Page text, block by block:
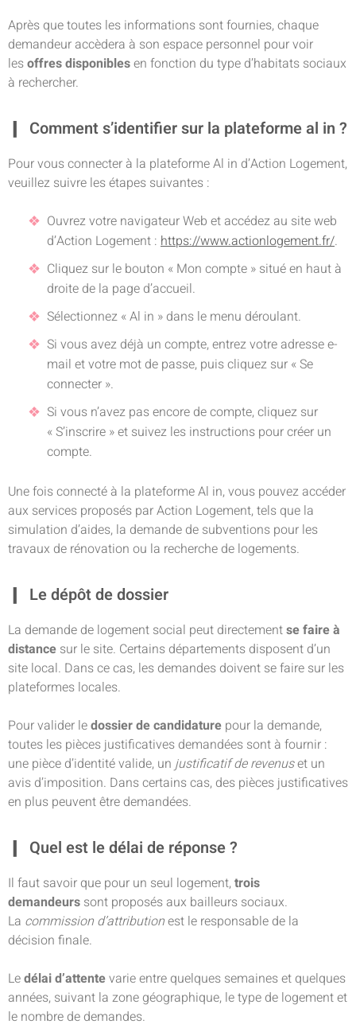
Après que toutes les informations sont fournies, chaque
demandeur accèdera à son espace personnel pour voir
lesoffres disponiblesen fonction du type d’habitats sociaux
à rechercher.
Comment s’identifier sur la plateforme al in ?
Pour vous connecter à la plateforme Al in d’Action Logement,
veuillez suivre les étapes suivantes :
Ouvrez votre navigateur Web et accédez au site web
d’Action Logement : https://www.actionlogement.fr/.
Cliquez sur le bouton « Mon compte » situé en haut à
droite de la page d’accueil.
Sélectionnez « Al in » dans le menu déroulant.
Si vous avez déjà un compte, entrez votre adresse e-
mail et votre mot de passe, puis cliquez sur « Se
connecter ».
Si vous n’avez pas encore de compte, cliquez sur
« S’inscrire » et suivez les instructions pour créer un
compte.
Une fois connecté à la plateforme Al in, vous pouvez accéder
aux services proposés par Action Logement, tels que la
simulation d’aides, la demande de subventions pour les
travaux de rénovation ou la recherche de logements.
Le dépôt de dossier
La demande de logement social peut directementse faire à
distance sur le site. Certains départements disposent d’un
site local. Dans ce cas, les demandes doivent se faire sur les
plateformes locales.
Pour valider ledossier de candidature pour la demande,
toutes les pièces justificatives demandées sont à fournir :
une pièce d’identité valide, un justificatif de revenuset un
avis d’imposition. Dans certains cas, des pièces justificatives
en plus peuvent être demandées.
Quel est le délai de réponse ?
Il faut savoir que pour un seul logement,trois
demandeurs sont proposés aux bailleurs sociaux.
La commission d’attributionest le responsable de la
décision finale.
Ledélai d’attentevarie entre quelques semaines et quelques
années, suivant la zone géographique, le type de logement et
le nombre de demandes.